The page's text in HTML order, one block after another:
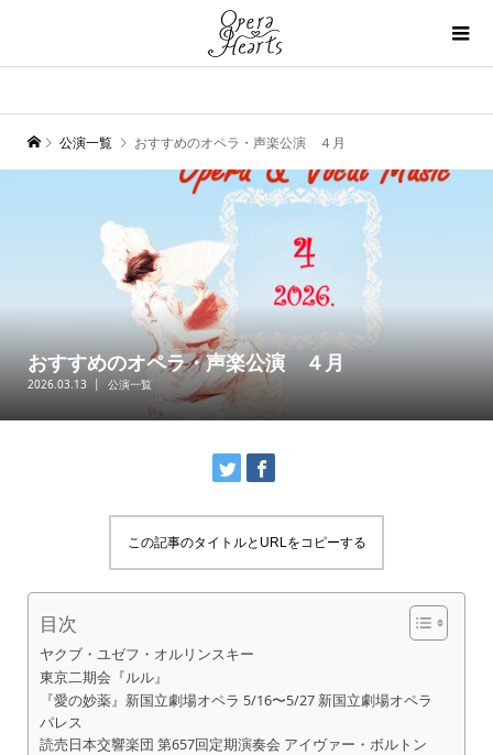
公演一覧 おすすめのオペラ・声楽公演 ４月
おすすめのオペラ・声楽公演 ４月
2026.03.13 公演一覧
この記事のタイトルとURLをコピーする
目次
ヤクブ・ユゼフ・オルリンスキー
東京二期会『ルル』
『愛の妙薬』新国立劇場オペラ 5/16〜5/27 新国立劇場オペラ
パレス
読売日本交響楽団 第657回定期演奏会 アイヴァー・ボルトン